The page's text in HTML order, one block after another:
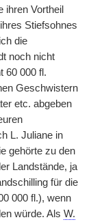
ihren Vortheil
Stiefsohnes
die
noch nicht
60 000 fl.
Geschwistern
etc. abgeben
L. Juliane in
gehörte zu den
Landstände, ja
für die
000 fl.), wenn
würde. Als W.